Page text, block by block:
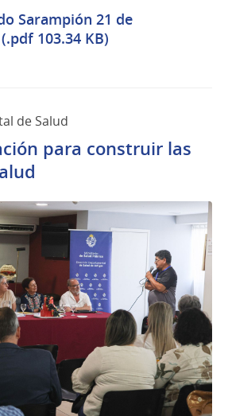
Sarampión 21 de
103.34 KB)
de Salud
para construir las